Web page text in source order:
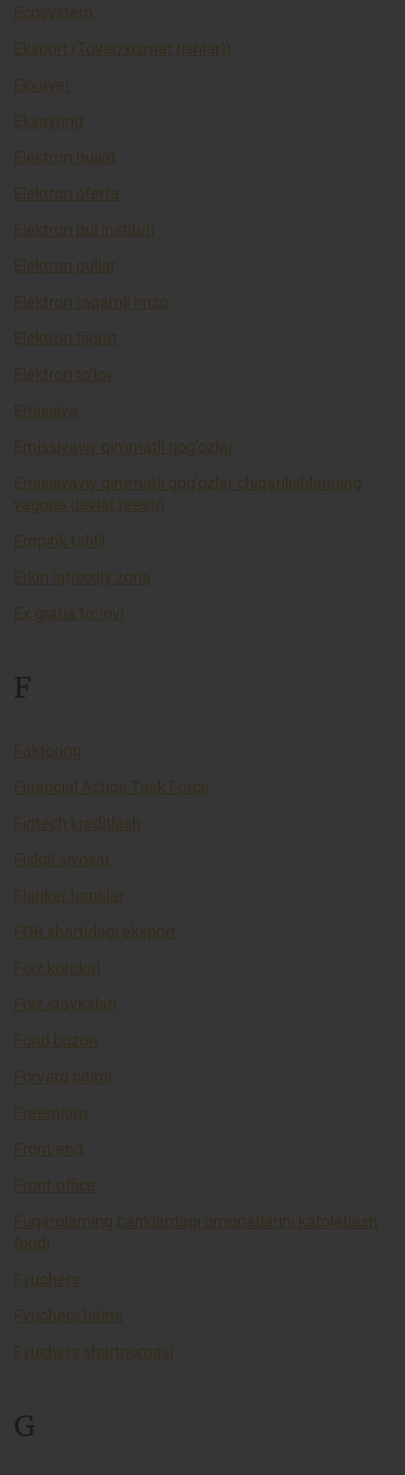
Ecosystem
Eksport (Tovar/xizmat (ishlar))
Ekvayer
Ekvayring
Elektron hujjat
Elektron oferta
Elektron pul instituti
Elektron pullar
Elektron raqamli imzo
Elektron tijorat
Elektron to’lov
Emissiya
Emissiyaviy qimmatli qog’ozlar
Emissiyaviy qimmatli qog’ozlar chiqarilishlarining
yagona davlat reestri
Empirik tahlil
Erkin iqtisodiy zona
Ex gratia toʻlovi
F
Faktoring
Financial Action Task Force
Fintech kreditlash
Fiskal siyosat
Flanker banklar
FOB shartidagi eksport
Foiz koridori
Foiz stavkalari
Fond bozori
Forvard bitimi
Freemium
Front-end
Front-office
Fuqarolarning banklardagi omonatlarini kafolatlash
fondi
Fyuchers
Fyuchers bitimi
Fyuchers shartnomasi
G